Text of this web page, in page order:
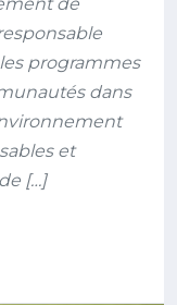
programmes
dans
et
[…]